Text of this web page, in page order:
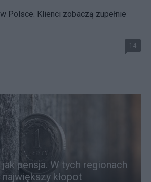
Polsce. Klienci zobaczą zupełnie
14
jak pensja. W tych regionach
kłopot